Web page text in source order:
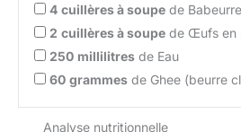
4 cuillères à soupe de
2 cuillères à soupe de Œufs en
250 millilitres de Eau
60 grammes de Ghee (beurre
Analyse nutritionnelle